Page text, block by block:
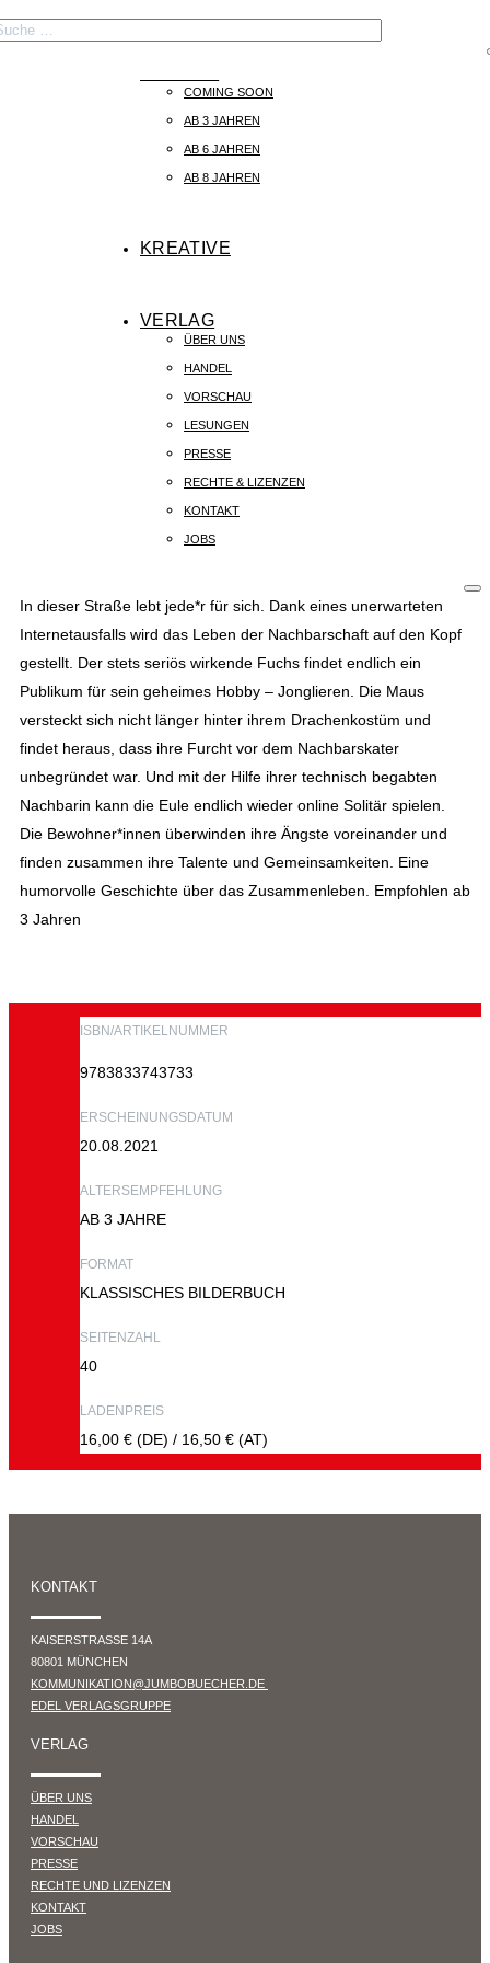
COMING SOON
AB 3 JAHREN
AB 6 JAHREN
AB 8 JAHREN
KREATIVE
VERLAG
ÜBER UNS
HANDEL
VORSCHAU
LESUNGEN
PRESSE
RECHTE & LIZENZEN
KONTAKT
JOBS

BÜCHER
KREATIVE
MÜNCHEN
IMPRESSUM
DATENSCHUTZ
BÜCHER 9 DAS GLÜCK WOHNT GEGENÜBER
Das Glück wohnt gegenüber
In dieser Straße lebt jede*r für sich. Dank eines unerwarteten
Internetausfalls wird das Leben der Nachbarschaft auf den Kopf
gestellt. Der stets seriös wirkende Fuchs findet endlich ein
Publikum für sein geheimes Hobby – Jonglieren. Die Maus
versteckt sich nicht länger hinter ihrem Drachenkostüm und
findet heraus, dass ihre Furcht vor dem Nachbarskater
unbegründet war. Und mit der Hilfe ihrer technisch begabten
Nachbarin kann die Eule endlich wieder online Solitär spielen.
Die Bewohner*innen überwinden ihre Ängste voreinander und
finden zusammen ihre Talente und Gemeinsamkeiten. Eine
humorvolle Geschichte über das Zusammenleben. Empfohlen ab
3 Jahren
ISBN/ARTIKELNUMMER
9783833743733
ERSCHEINUNGSDATUM
20.08.2021
ALTERSEMPFEHLUNG
AB 3 JAHRE
FORMAT
KLASSISCHES BILDERBUCH
SEITENZAHL
40
LADENPREIS
16,00 € (DE) / 16,50 € (AT)
KONTAKT
KAISERSTRASSE 14A
80801 MÜNCHEN
KOMMUNIKATION@JUMBOBUECHER.DE
EDEL VERLAGSGRUPPE
VERLAG
ÜBER UNS
HANDEL
VORSCHAU
PRESSE
RECHTE UND LIZENZEN
KONTAKT
JOBS